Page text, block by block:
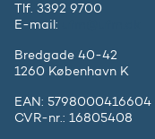
Tlf. 3392 9700
E-mail:
Bredgade 40-42
1260 København K
EAN: 5798000416604
CVR-nr.: 16805408